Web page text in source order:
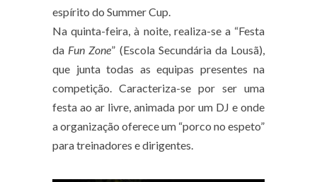
espírito do Summer Cup.
Na quinta-feira, à noite, realiza-se a “Festa
da Fun Zone” (Escola Secundária da Lousã),
que junta todas as equipas presentes na
competição. Caracteriza-se por ser uma
festa ao ar livre, animada por um DJ e onde
a organização oferece um “porco no espeto”
para treinadores e dirigentes.